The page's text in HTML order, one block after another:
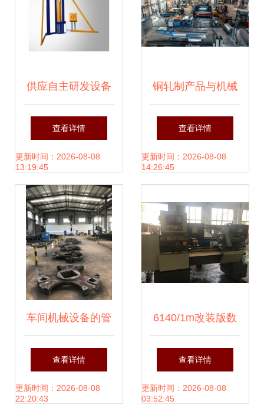
供应自主研发设备
悬臂式缠绕机 – 上
海通鲁机械设备革
新包装解决方案
查看详情
更新时间：2026-08-08
13:19:45
铜轧制产品与机械
设备的协同发展及
其工艺重要性
查看详情
更新时间：2026-08-08
14:26:45
车间机械设备的管
理与优化策略
查看详情
更新时间：2026-08-08
22:20:43
6140/1m改装版数
控旋风铣 腾创机械
的技术革新之路
查看详情
更新时间：2026-08-08
03:52:45